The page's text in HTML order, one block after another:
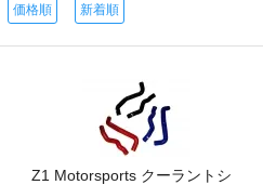
価格順 新着順
Z1 Motorsports クーラントシ